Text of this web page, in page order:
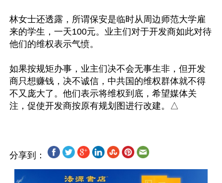
林女士还透露，所谓保安是临时从周边师范大学雇
来的学生，一天100元。业主们对于开发商如此对待
他们的维权表示气愤。
如果按规矩办事，业主们决不会无事生非，但开发
商只想赚钱，决不诚信，中共国的维权群体就不得
不又庞大了。他们表示将维权到底，希望媒体关
分享到：